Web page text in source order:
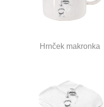
Hrnček makronka